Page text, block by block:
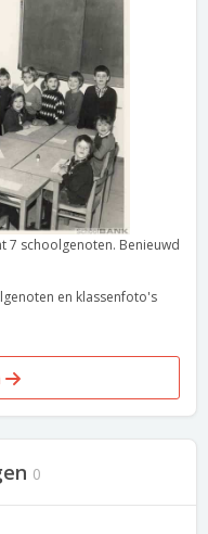
7 schoolgenoten. Benieuwd
en klassenfoto's
0